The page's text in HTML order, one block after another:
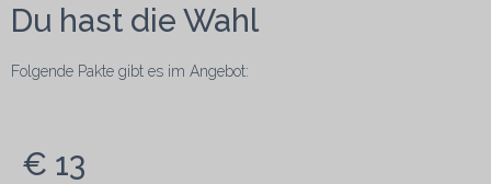
Du hast die Wahl
Folgende Pakte gibt es im Angebot:
€ 13